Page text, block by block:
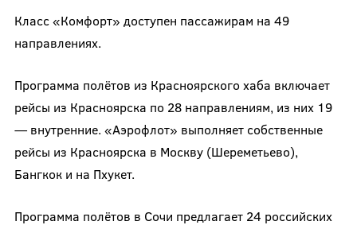
Класс «Комфорт» доступен пассажирам на 49
направлениях.
Программа полётов из Красноярского хаба включает
рейсы из Красноярска по 28 направлениям, из них 19
— внутренние. «Аэрофлот» выполняет собственные
рейсы из Красноярска в Москву (Шереметьево),
Бангкок и на Пхукет.
Программа полётов в Сочи предлагает 24 российских